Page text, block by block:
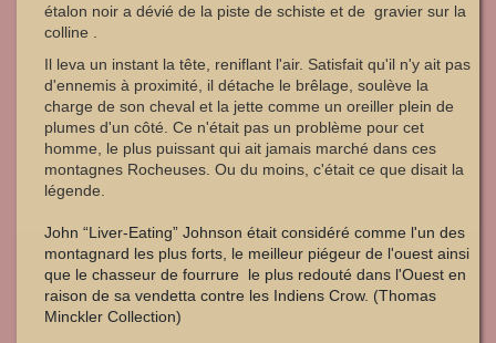
étalon noir a dévié de la piste de schiste et de gravier sur la
colline .
Il leva un instant la tête, reniflant l'air. Satisfait qu'il n'y ait pas
d'ennemis à proximité, il détache le brêlage, soulève la
charge de son cheval et la jette comme un oreiller plein de
plumes d'un côté. Ce n'était pas un problème pour cet
homme, le plus puissant qui ait jamais marché dans ces
montagnes Rocheuses. Ou du moins, c'était ce que disait la
légende.
John “Liver-Eating” Johnson était considéré comme l'un des
montagnard les plus forts, le meilleur piégeur de l'ouest ainsi
que le chasseur de fourrure le plus redouté dans l'Ouest en
raison de sa vendetta contre les Indiens Crow. (Thomas
Minckler Collection)